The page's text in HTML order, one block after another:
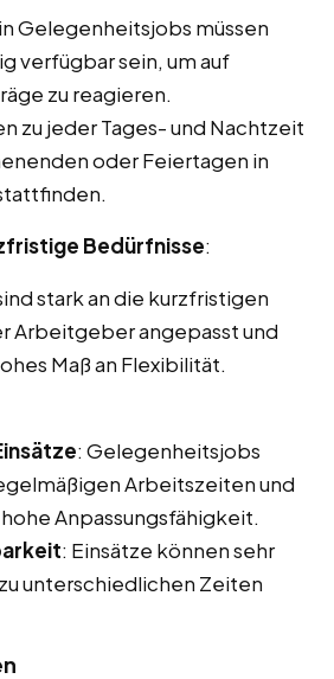
Gelegenheitsjobs müssen
verfügbar sein, um auf
zu reagieren.
zu jeder Tages- und Nachtzeit
oder Feiertagen in
Bedürfnisse:
stark an die kurzfristigen
Arbeitgeber angepasst und
Maß an Flexibilität.
: Gelegenheitsjobs
Arbeitszeiten und
Anpassungsfähigkeit.
: Einsätze können sehr
unterschiedlichen Zeiten